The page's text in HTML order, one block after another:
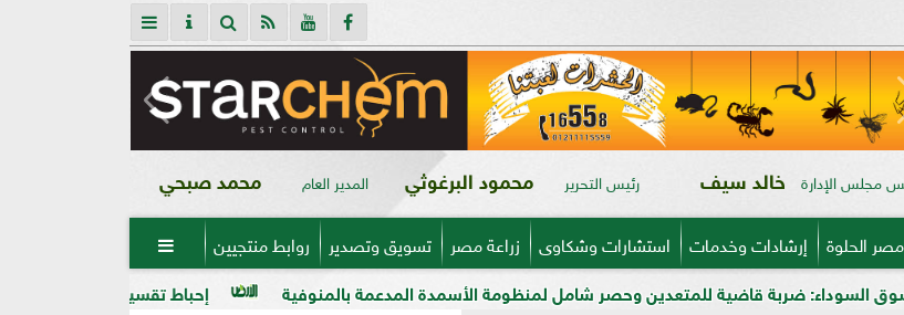
مجلس الإدارة خالد سيف رئيس التحرير محمود البرغوثي المدير العام محمد صبحي
مصر الحلوة إرشادات وخدمات استشارات وشكاوى زراعة مصر تسويق وتصدير روابط منتجيين 
إحباط تقسيم قطعة أرض على مساحة 2000 متر بالمراغة قبل تنفيذ المخالفة قاضية للمتعدين وحصر شامل لمنظومة الأسمدة المدعمة بالمنوفية